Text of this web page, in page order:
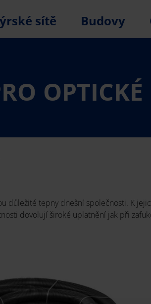
sítě Budovy
důležité tepny dnešní společnosti. K
dovolují široké uplatnění jak při